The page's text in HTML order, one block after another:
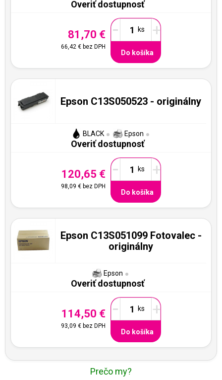
Overiť dostupnosť
81,70 €
66,42 € bez DPH
- +
Do košíka
Epson C13S050523 - originálny
BLACK Epson
Overiť dostupnosť
120,65 €
98,09 € bez DPH
- +
Do košíka
Epson C13S051099 Fotovalec -
originálny
Epson
Overiť dostupnosť
114,50 €
93,09 € bez DPH
- +
Do košíka
Prečo my?